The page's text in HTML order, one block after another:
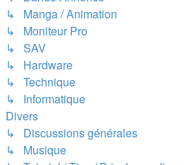
↳ Manga / Animation
↳ Moniteur Pro
↳ SAV
↳ Hardware
↳ Technique
↳ Informatique
Divers
↳ Discussions générales
↳ Musique